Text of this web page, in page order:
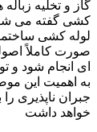
گاز و تخلیه زباله
کشی گفته می
لوله کشی
صورت کاملاً
ای انجام شود و
به اهمیت این
جبران ناپذیری را
خواهد داشت